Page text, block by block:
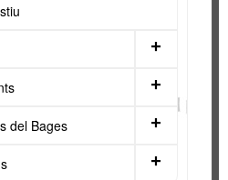
+
+
del Bages +
+